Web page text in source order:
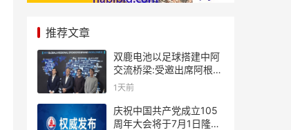
推荐文章
双鹿电池以足球搭建中阿
交流桥梁:受邀出席阿根廷
足协赞助商招待会！
1天前
庆祝中国共产党成立105
周年大会将于7月1日隆重